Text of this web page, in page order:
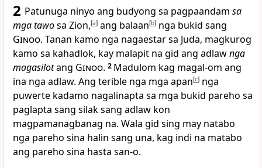
2 Patunuga ninyo ang budyong sa pagpaandam sa
mga tawosa Zion,[a] ang balaan[b] nga bukid sang
Ginoo. Tanan kamo nga nagaestar sa Juda, magkurog
kamo sa kahadlok, kay malapit na gid ang adlawnga
magasilotang Ginoo. 2 Madulom kag magal-om ang
ina nga adlaw. Ang terible nga mga apan[c] nga
puwerte kadamo nagalinapta sa mga bukid pareho sa
paglapta sang silak sang adlaw kon
magpamanagbanag na. Wala gid sing may natabo
nga pareho sina halin sang una, kag indi na matabo
ang pareho sina hasta san-o.